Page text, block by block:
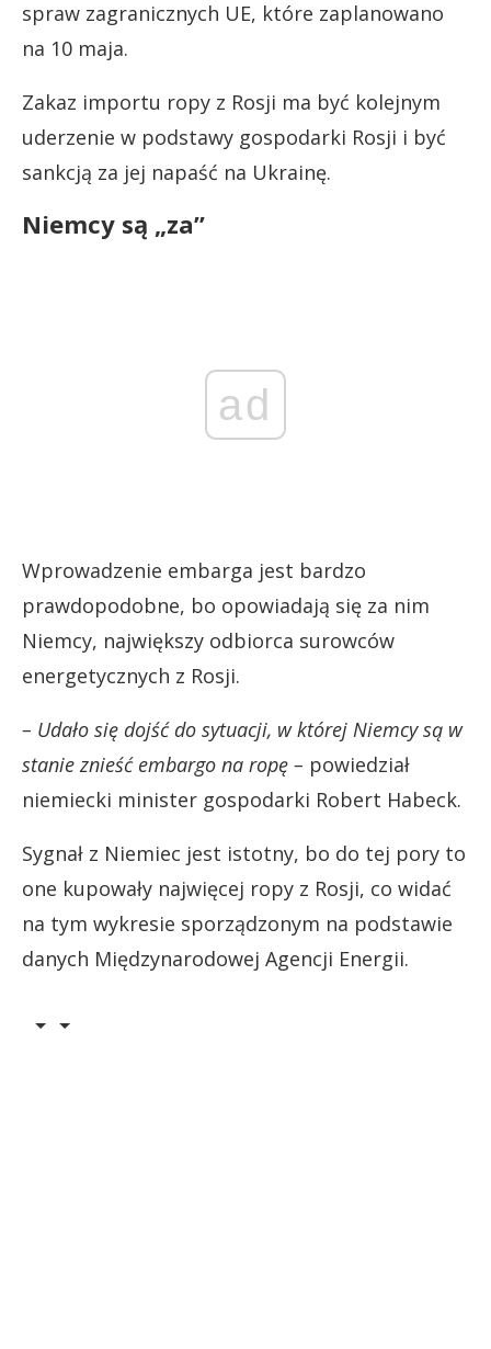
spraw zagranicznych UE, które zaplanowano
na 10 maja.
Zakaz importu ropy z Rosji ma być kolejnym
uderzenie w podstawy gospodarki Rosji i być
sankcją za jej napaść na Ukrainę.
Niemcy są „za”
ad
Wprowadzenie embarga jest bardzo
prawdopodobne, bo opowiadają się za nim
Niemcy, największy odbiorca surowców
energetycznych z Rosji.
– Udało się dojść do sytuacji, w której Niemcy są w
stanie znieść embargo na ropę – powiedział
niemiecki minister gospodarki Robert Habeck.
Sygnał z Niemiec jest istotny, bo do tej pory to
one kupowały najwięcej ropy z Rosji, co widać
na tym wykresie sporządzonym na podstawie
danych Międzynarodowej Agencji Energii.